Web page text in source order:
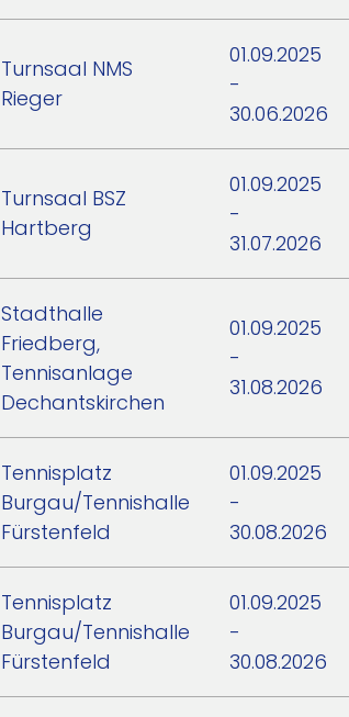
Turnsaal NMS
Rieger
01.09.2025
-
30.06.2026
Turnsaal BSZ
Hartberg
01.09.2025
-
31.07.2026
Stadthalle
Friedberg,
Tennisanlage
Dechantskirchen
01.09.2025
-
31.08.2026
Tennisplatz
Burgau/Tennishalle
Fürstenfeld
01.09.2025
-
30.08.2026
Tennisplatz
Burgau/Tennishalle
Fürstenfeld
01.09.2025
-
30.08.2026